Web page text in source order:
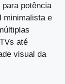
potência
minimalista e
até
visual da